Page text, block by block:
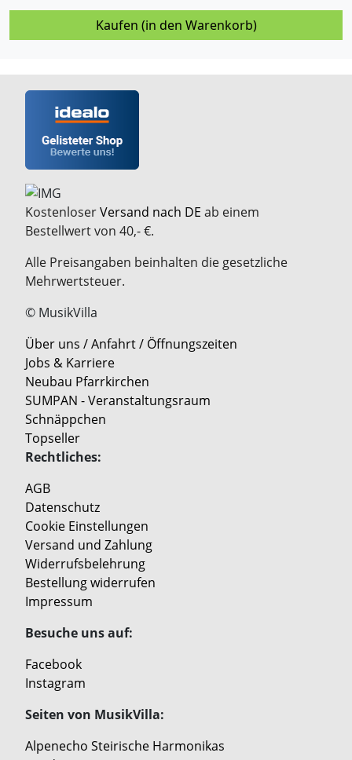
Kaufen (in den Warenkorb)
KostenloserVersand nach DE ab einem
Bestellwert von 40,- €.
Alle Preisangaben beinhalten die gesetzliche
Mehrwertsteuer.
© MusikVilla
Über uns / Anfahrt / Öffnungszeiten
Jobs & Karriere
Neubau Pfarrkirchen
SUMPAN - Veranstaltungsraum
Schnäppchen
Topseller
Rechtliches:
AGB
Datenschutz
Cookie Einstellungen
Versand und Zahlung
Widerrufsbelehrung
Bestellung widerrufen
Impressum
Besuche uns auf:
Facebook
Instagram
Seiten von MusikVilla:
Alpenecho Steirische Harmonikas